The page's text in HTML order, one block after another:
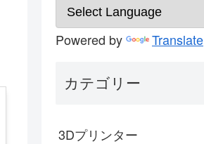
Powered by Translate
カテゴリー
3Dプリンター